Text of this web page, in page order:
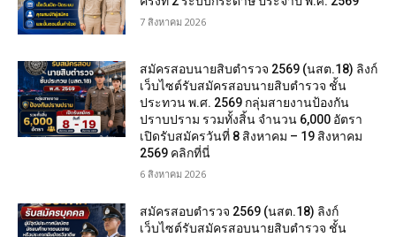
7 สิงหาคม 2026
สมัครสอบนายสิบตำรวจ 2569 (นสต.18) ลิงก์
เว็บไซต์รับสมัครสอบนายสิบตำรวจ ชั้น
ประทวน พ.ศ. 2569 กลุ่มสายงานป้องกัน
ปราบปราม รวมทั้งสิ้น จำนวน 6,000 อัตรา
เปิดรับสมัครวันที่ 8 สิงหาคม – 19 สิงหาคม
2569 คลิกที่นี่
6 สิงหาคม 2026
สมัครสอบตํารวจ 2569 (นสต.18) ลิงก์
เว็บไซต์รับสมัครสอบนายสิบตำรวจ ชั้น